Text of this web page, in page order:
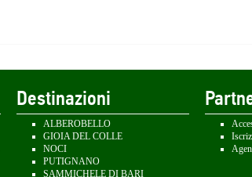
Destinazioni
ALBEROBELLO
GIOIA DEL COLLE
NOCI
PUTIGNANO
SAMMICHELE DI BARI